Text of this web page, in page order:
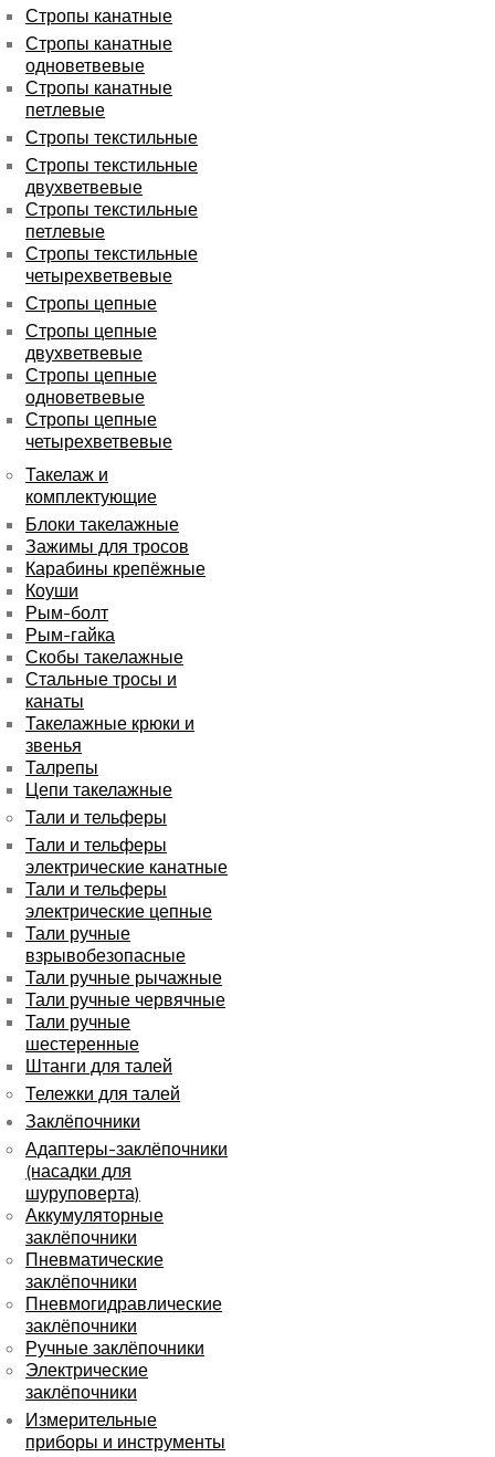
Стропы канатные
Стропы канатные
одноветвевые
Стропы канатные
петлевые
Стропы текстильные
Стропы текстильные
двухветвевые
Стропы текстильные
петлевые
Стропы текстильные
четырехветвевые
Стропы цепные
Стропы цепные
двухветвевые
Стропы цепные
одноветвевые
Стропы цепные
четырехветвевые
Такелаж и
комплектующие
Блоки такелажные
Зажимы для тросов
Карабины крепёжные
Коуши
Рым-болт
Рым-гайка
Скобы такелажные
Стальные тросы и
канаты
Такелажные крюки и
звенья
Талрепы
Цепи такелажные
Тали и тельферы
Тали и тельферы
электрические канатные
Тали и тельферы
электрические цепные
Тали ручные
взрывобезопасные
Тали ручные рычажные
Тали ручные червячные
Тали ручные
шестеренные
Штанги для талей
Тележки для талей
Заклёпочники
Адаптеры-заклёпочники
(насадки для
шуруповерта)
Аккумуляторные
заклёпочники
Пневматические
заклёпочники
Пневмогидравлические
заклёпочники
Ручные заклёпочники
Электрические
заклёпочники
Измерительные
приборы и инструменты